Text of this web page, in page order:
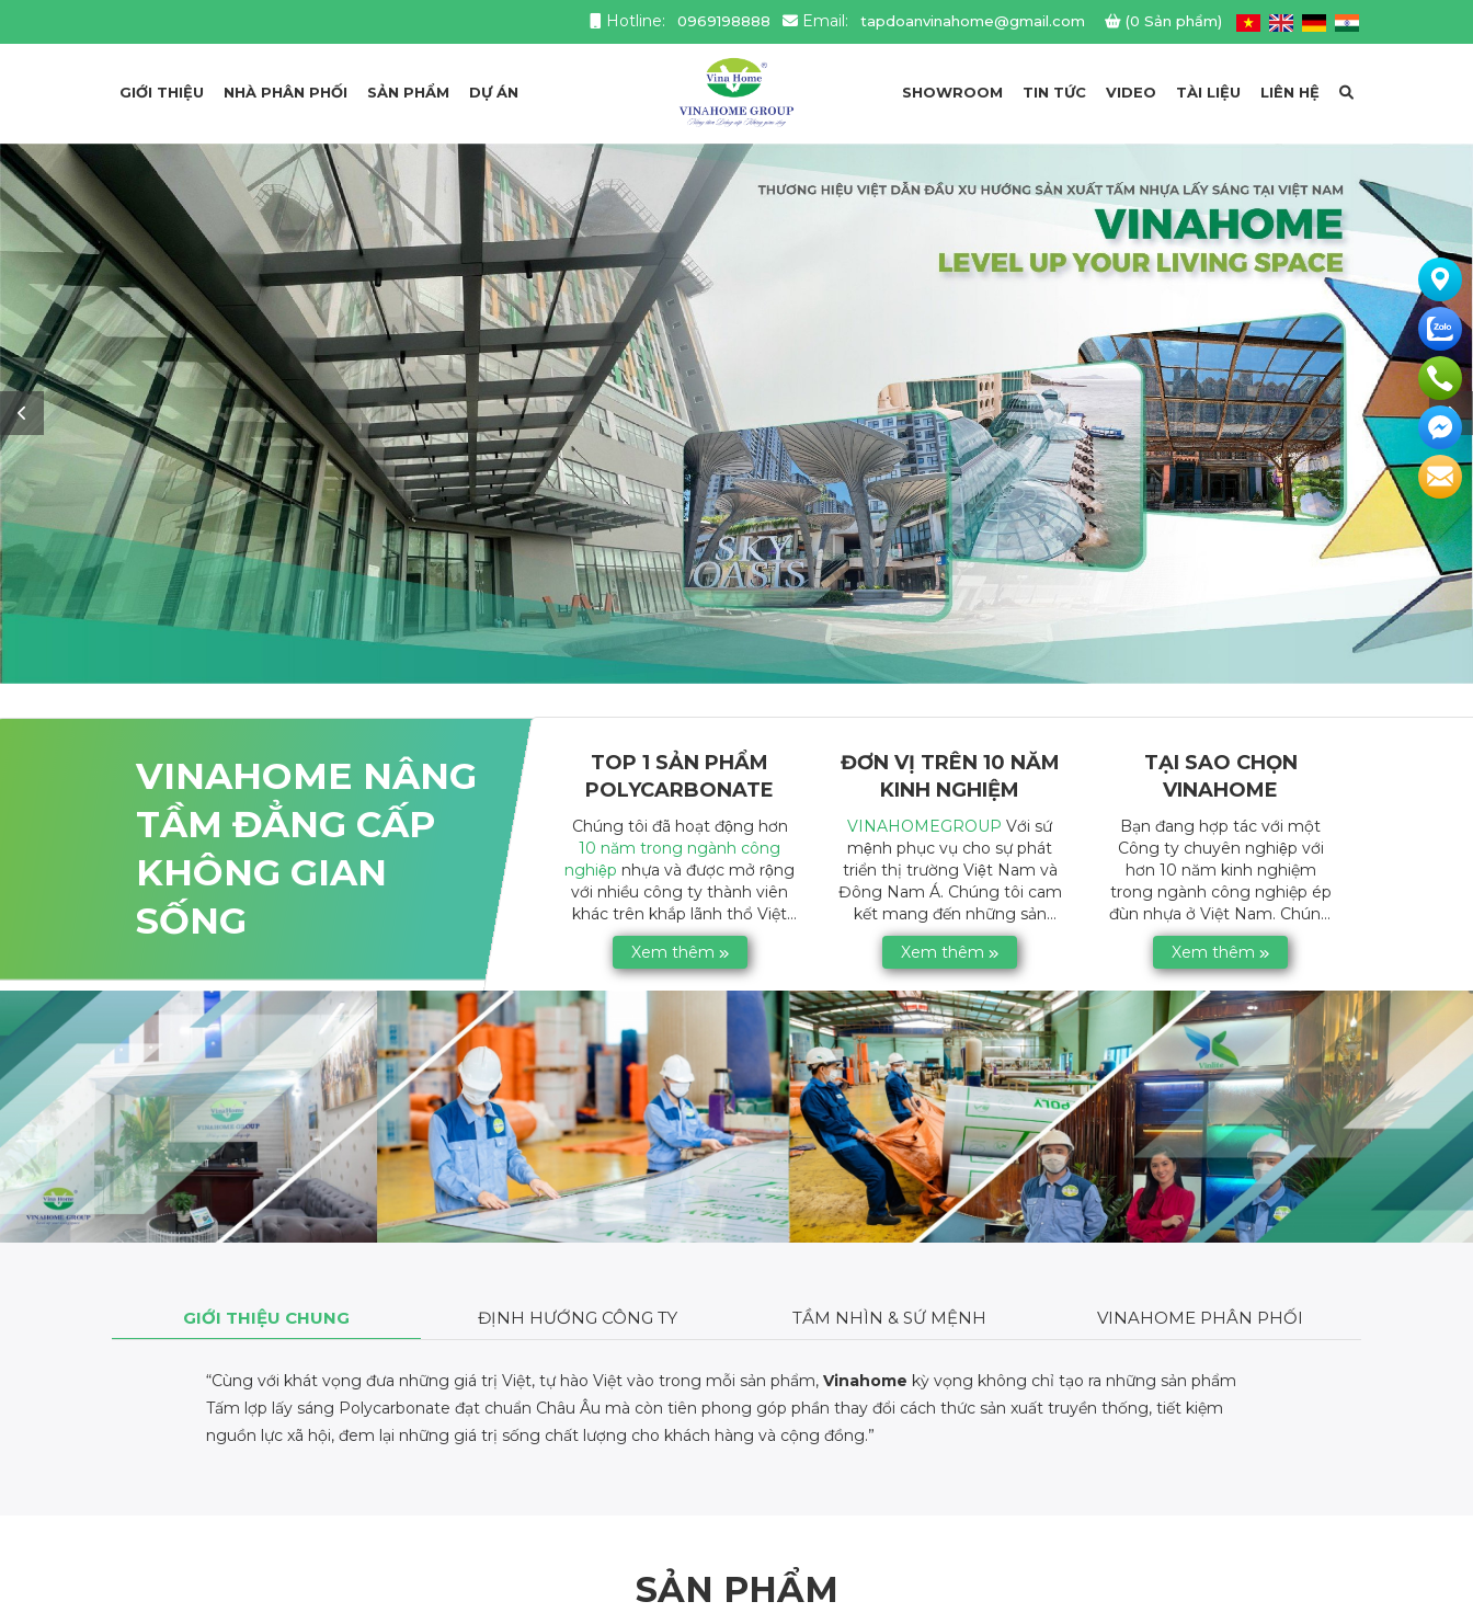
Hotline: 0969198888 Email: tapdoanvinahome@gmail.com (0 Sản phẩm)
GIỚI THIỆU NHÀ PHÂN PHỐI SẢN PHẨM DỰ ÁN SHOWROOM TIN TỨC VIDEO TÀI LIỆU LIÊN HỆ
VINAHOME NÂNG
TẦM ĐẲNG CẤP
KHÔNG GIAN
SỐNG
TOP 1 SẢN PHẨM
POLYCARBONATE
Chúng tôi đã hoạt động hơn
10 năm trong ngành công
nghiệp nhựa và được mở rộng
với nhiều công ty thành viên
khác trên khắp lãnh thổ Việt
Nam & Đông Nam Á. Đơn vị
duy nhất tại Việt Nam công
nghệ đạt chuẩn Châu Âu, sản
xuất khổ rộng 2.5m, dài 50m
và độ dầy nhất lên tới 20mm
Xem thêm
ĐƠN VỊ TRÊN 10 NĂM
KINH NGHIỆM
VINAHOMEGROUP Với sứ
mệnh phục vụ cho sự phát
triển thị trường Việt Nam và
Đông Nam Á. Chúng tôi cam
kết mang đến những sản
phẩm bằng chất liệu
Polycarbonate cải tiến nhất,
hiện đại nhất. Đạt ISO 9001-
2015 Châu Âu và TCVN
10103:2013.
Xem thêm
TẠI SAO CHỌN
VINAHOME
Bạn đang hợp tác với một
Công ty chuyên nghiệp với
hơn 10 năm kinh nghiệm
trong ngành công nghiệp ép
đùn nhựa ở Việt Nam. Chúng
tôi là Nhà sản xuất lớn nhất về
sản phẩmnhựa lấy
sángtrong khu vực Đông
Nam Á. Sử dụng nguyên liệu
Bayer Makrolon Đức có đầy đủ
chứng chỉ chất lượng, đạt
chuẩn ISO 11963:2012 Châu Âu.
Xem thêm
GIỚI THIỆU CHUNG ĐỊNH HƯỚNG CÔNG TY TẦM NHÌN & SỨ MỆNH VINAHOME PHÂN PHỐI
“Cùng với khát vọng đưa những giá trị Việt, tự hào Việt vào trong mỗi sản phẩm, Vinahome kỳ vọng không chỉ tạo ra những sản phẩm
Tấm lợp lấy sáng Polycarbonate đạt chuẩn Châu Âu mà còn tiên phong góp phần thay đổi cách thức sản xuất truyền thống, tiết kiệm
nguồn lực xã hội, đem lại những giá trị sống chất lượng cho khách hàng và cộng đồng.”
SẢN PHẨM